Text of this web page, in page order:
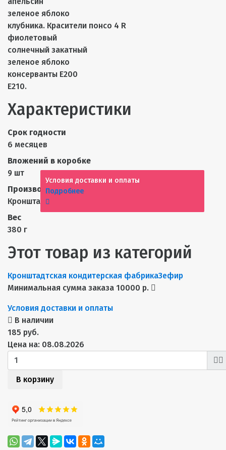
зеленое яблоко
клубника. Красители понсо 4 R
фиолетовый
солнечный закатный
зеленое яблоко
консерванты Е200
Е210.
Характеристики
Срок годности
6 месяцев
Вложений в коробке
9 шт
Производитель
Кронштадтская КФ ООО
Вес
380 г
Этот товар из категорий
Кронштадтская кондитерская фабрикаЗефир
Минимальная сумма заказа 10000 р.
Условия доставки и оплаты
В наличии
185 руб.
Цена на: 08.08.2026
В корзину
Условия доставки и оплаты
Подробнее